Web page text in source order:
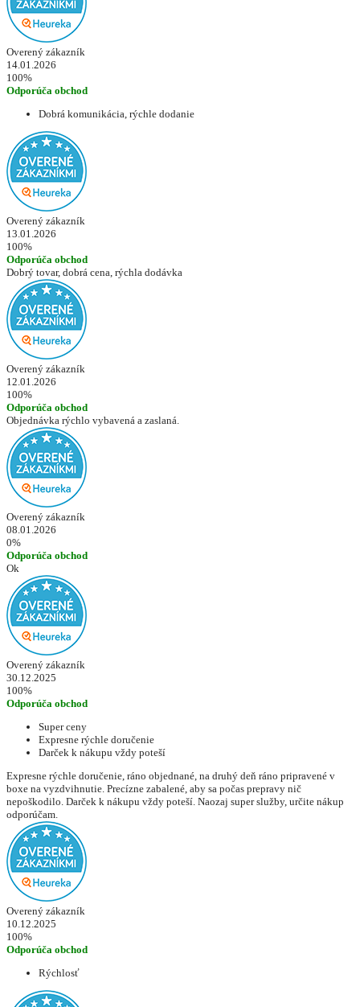
Overený zákazník
14.01.2026
100%
Odporúča obchod
Dobrá komunikácia, rýchle dodanie
Overený zákazník
13.01.2026
100%
Odporúča obchod
Dobrý tovar, dobrá cena, rýchla dodávka
Overený zákazník
12.01.2026
100%
Odporúča obchod
Objednávka rýchlo vybavená a zaslaná.
Overený zákazník
08.01.2026
0%
Odporúča obchod
Ok
Overený zákazník
30.12.2025
100%
Odporúča obchod
Super ceny
Expresne rýchle doručenie
Darček k nákupu vždy poteší
Expresne rýchle doručenie, ráno objednané, na druhý deň ráno pripravené v
boxe na vyzdvihnutie. Precízne zabalené, aby sa počas prepravy nič
nepoškodilo. Darček k nákupu vždy poteší. Naozaj super služby, určite nákup
odporúčam.
Overený zákazník
10.12.2025
100%
Odporúča obchod
Rýchlosť